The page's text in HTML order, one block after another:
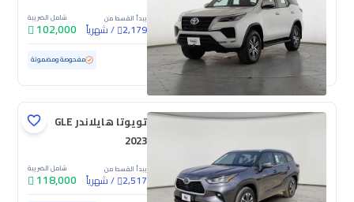
يبدأ القسط من
2,179
/شهرياً
شامل الضريبة
102,000
مستعملة 107,304 كم مفحوصة ومضمونة
تويوتا هايلاندر GLE
2023
يبدأ القسط من
2,517
/شهرياً
شامل الضريبة
118,000